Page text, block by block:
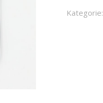
Kategorie: